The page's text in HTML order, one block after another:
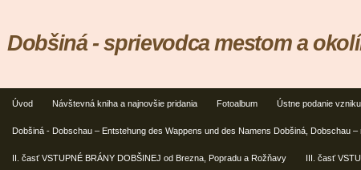
Úvod Návštevná kniha a najnovšie pridania Fotoalbum Ústne podanie
Dobšiná - Dobschau – Entstehung des Wappens und des Namens Dobšiná, Dobschau –
II. časť VSTUPNÉ BRÁNY DOBŠINEJ od Brezna, Popradu a Rožňavy III. časť
Dobšiná - sprievodca mestom a